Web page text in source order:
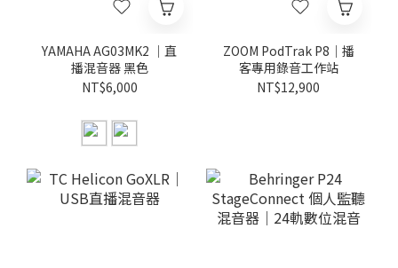
YAMAHA AG03MK2 ｜直
播混音器 黑色
NT$6,000
ZOOM PodTrak P8｜播
客專用錄音工作站
NT$12,900